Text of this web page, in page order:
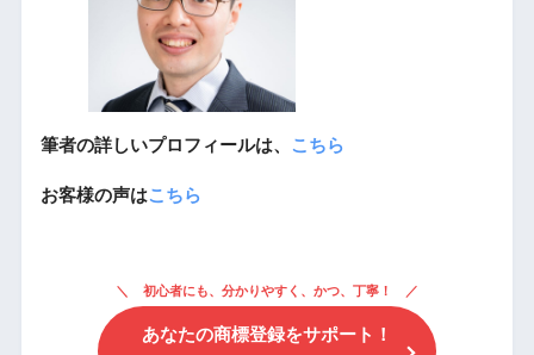
筆者の詳しいプロフィールは、 こちら
お客様の声はこちら
初心者にも、分かりやすく、かつ、丁寧！
あなたの商標登録をサポート！